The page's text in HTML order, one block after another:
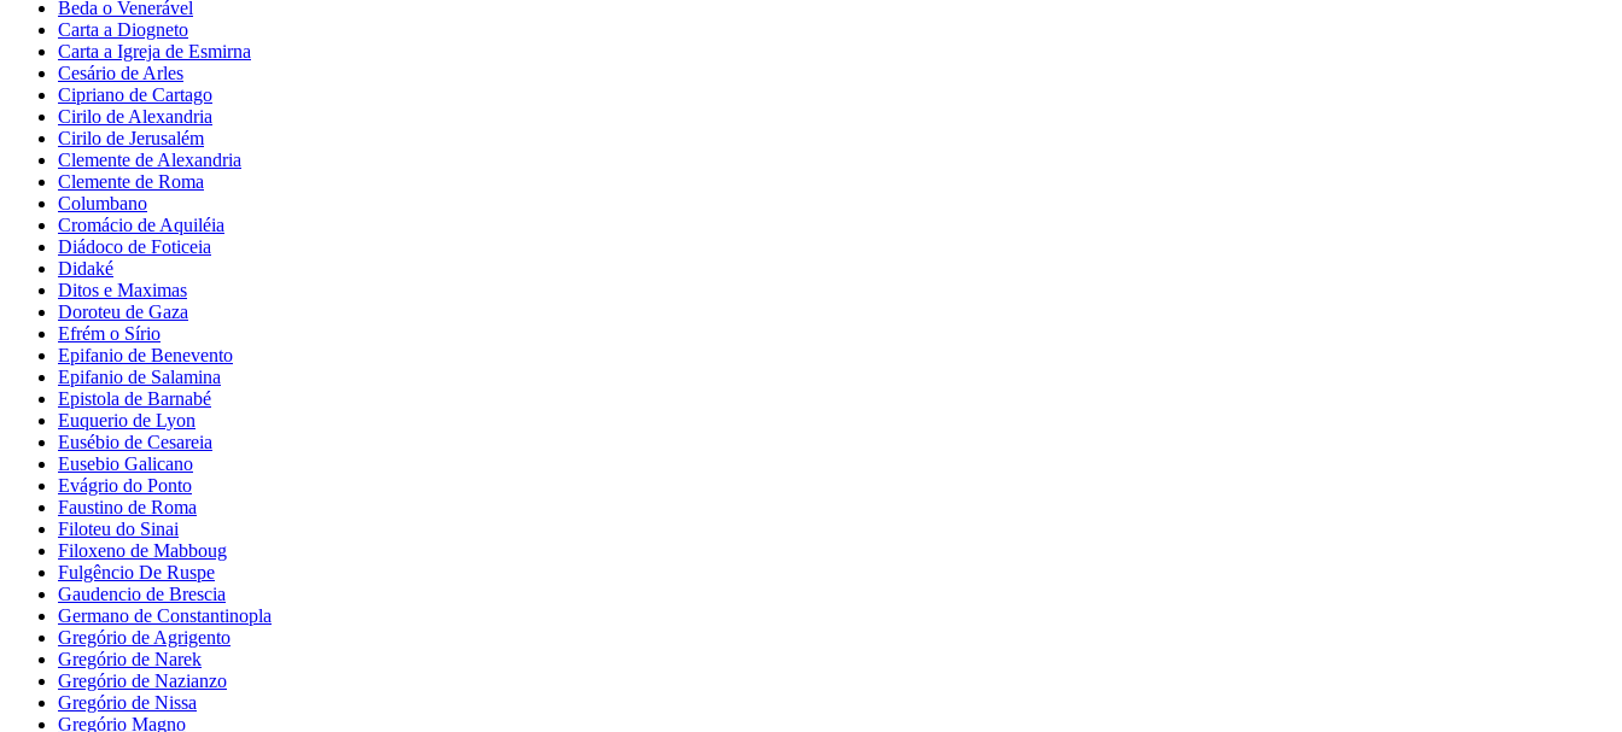
Beda o Venerável
Carta a Diogneto
Carta a Igreja de Esmirna
Cesário de Arles
Cipriano de Cartago
Cirilo de Alexandria
Cirilo de Jerusalém
Clemente de Alexandria
Clemente de Roma
Columbano
Cromácio de Aquiléia
Diádoco de Foticeia
Didaké
Ditos e Maximas
Doroteu de Gaza
Efrém o Sírio
Epifanio de Benevento
Epifanio de Salamina
Epistola de Barnabé
Euquerio de Lyon
Eusébio de Cesareia
Eusebio Galicano
Evágrio do Ponto
Faustino de Roma
Filoteu do Sinai
Filoxeno de Mabboug
Fulgêncio De Ruspe
Gaudencio de Brescia
Germano de Constantinopla
Gregório de Agrigento
Gregório de Narek
Gregório de Nazianzo
Gregório de Nissa
Gregório Magno